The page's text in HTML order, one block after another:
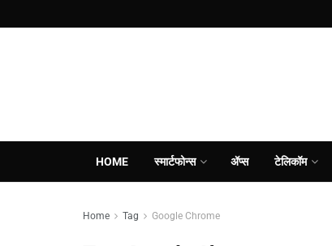
HOME स्मार्टफोन्स ॲप्स टेलिकॉम
Home Tag Google Chrome